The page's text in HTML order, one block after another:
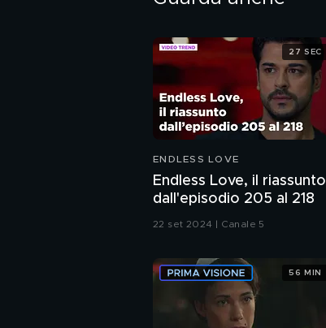
ENDLESS LOVE
Endless Love, il riassunto
dall'episodio 205 al 218
22 set 2024 | Canale 5
27 SEC
56 MIN